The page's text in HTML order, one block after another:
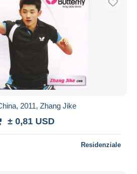
2011, Zhang Jike
± 0,81 USD
Residenziale